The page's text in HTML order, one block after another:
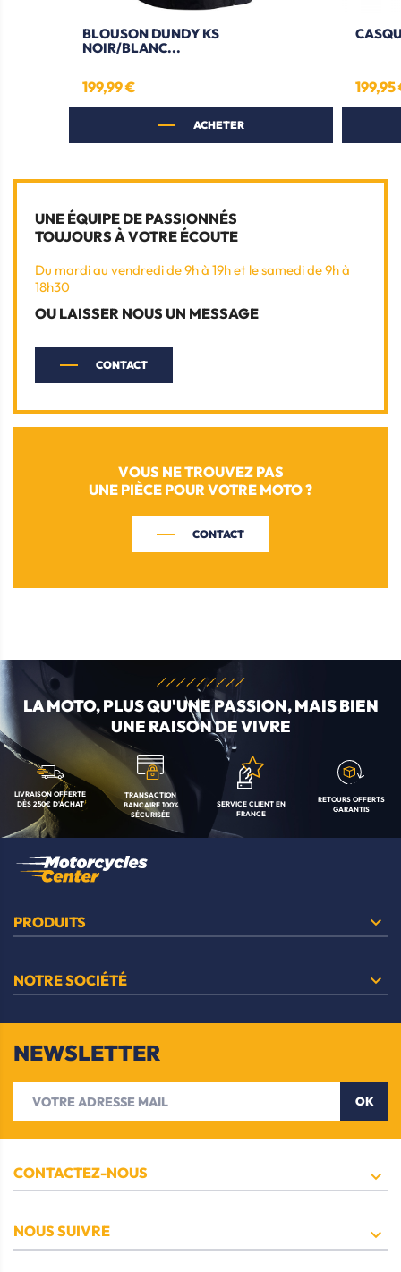
BLOUSON DUNDY KS
NOIR/BLANC...
Prix
199,99 €
ACHETER
Prix
199,95
UNE ÉQUIPE DE PASSIONNÉS
TOUJOURS À VOTRE ÉCOUTE
Du mardi au vendredi de 9h à 19h et le samedi de 9h à
18h30
OU LAISSER NOUS UN MESSAGE
CONTACT
VOUS NE TROUVEZ PAS
UNE PIÈCE POUR VOTRE MOTO ?
CONTACT
LIVRAISON OFFERTE
DÈS 250€ D'ACHAT
TRANSACTION
BANCAIRE 100%
SÉCURISÉE
LA MOTO, PLUS QU'UNEPASSION, MAIS BIEN
UNE RAISON DE VIVRE
SERVICE CLIENT EN
FRANCE
RETOURS OFFERTS
GARANTIS
PRODUITS 
NOTRE SOCIÉTÉ 
NEWSLETTER
OK
CONTACTEZ-NOUS 
NOUS SUIVRE 